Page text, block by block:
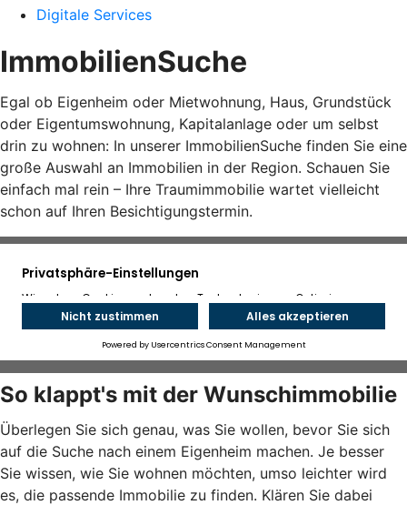
Digitale Services
ImmobilienSuche
Egal ob Eigenheim oder Mietwohnung, Haus, Grundstück
oder Eigentumswohnung, Kapitalanlage oder um selbst
drin zu wohnen: In unserer ImmobilienSuche finden Sie eine
große Auswahl an Immobilien in der Region. Schauen Sie
einfach mal rein – Ihre Traumimmobilie wartet vielleicht
schon auf Ihren Besichtigungstermin.
So klappt's mit der Wunschimmobilie
Überlegen Sie sich genau, was Sie wollen, bevor Sie sich
auf die Suche nach einem Eigenheim machen. Je besser
Sie wissen, wie Sie wohnen möchten, umso leichter wird
es, die passende Immobilie zu finden. Klären Sie dabei